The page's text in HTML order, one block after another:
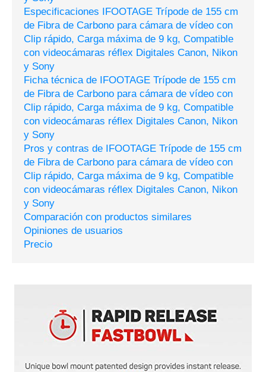
Especificaciones IFOOTAGE Trípode de 155 cm
de Fibra de Carbono para cámara de vídeo con
Clip rápido, Carga máxima de 9 kg, Compatible
con videocámaras réflex Digitales Canon, Nikon
y Sony
Ficha técnica de IFOOTAGE Trípode de 155 cm
de Fibra de Carbono para cámara de vídeo con
Clip rápido, Carga máxima de 9 kg, Compatible
con videocámaras réflex Digitales Canon, Nikon
y Sony
Pros y contras de IFOOTAGE Trípode de 155 cm
de Fibra de Carbono para cámara de vídeo con
Clip rápido, Carga máxima de 9 kg, Compatible
con videocámaras réflex Digitales Canon, Nikon
y Sony
Comparación con productos similares
Opiniones de usuarios
Precio